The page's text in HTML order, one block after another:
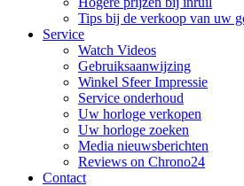
Tips bij de verkoop van uw
Service
Watch Videos
Gebruiksaanwijzing
Winkel Sfeer Impressie
Service onderhoud
Uw horloge verkopen
Uw horloge zoeken
Media nieuwsberichten
Reviews on Chrono24
Contact